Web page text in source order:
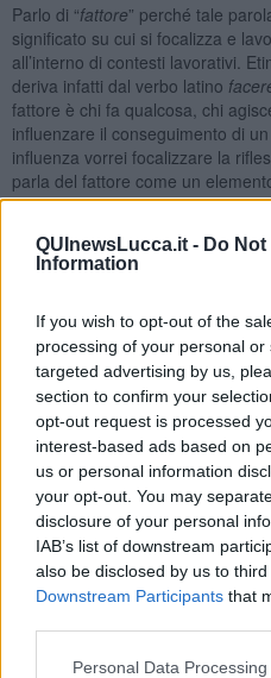
QUInewsLucca.it - Do
Information
If you wish to opt-out of the
processing of your personal
targeted advertising by us,
section to confirm your
opt-out request is processed
interest-based ads based on
us or personal information
your opt-out. You may
disclosure of your personal
IAB’s list of downstream
also be disclosed by us to
Downstream Participants that
Personal Data
Parlo di “fattore” perché tale
significato su cui si focalizza e
all’interno di contesti lavorativi.
deriva infatti dal verbo latino
fattore è chi fa qualcosa, chi
influenzare il conseguimento di
influenza vorrei focalizzare la
parla del fattore come un
propria azione specifica e
oppure per una previsione o per
dunque il fattore è l’in più che,
radicalità trasformativa della sua
Unire tale termine all’ aggettivo
delicatamente rivoluzionario:
può trasformare la singola realtà
influenzandola con la sua
positivamente o negativamente,
soffocati da numeri, quantità,
tutto quel calore di carne umana,
e bellezze. Ma perché allora tale
dimenticato, tralasciato o
inutile economicamente,
quantitativo?
Il motivo è questo: abbiamo
nostro essere insieme armonico
ingranaggi di lacrime e sorrisi e
serve a sollevare i volti delle